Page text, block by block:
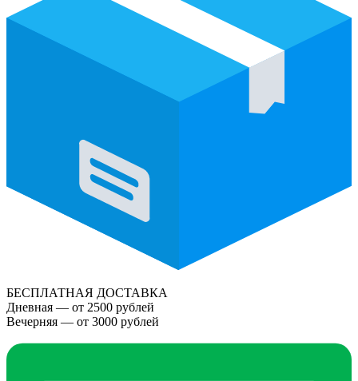
БЕСПЛАТНАЯ ДОСТАВКА
Дневная — от 2500 рублей
Вечерняя — от 3000 рублей